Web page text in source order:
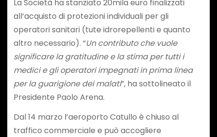
La Società ha stanziato 20mila euro finalizzati
all’acquisto di protezioni individuali per gli
operatori sanitari (tute idrorepellenti e quanto
altro necessario). “Un contributo che vuole
significare la gratitudine e la stima per tutti i
medici e gli operatori impegnati in prima linea
per la guarigione dei malati”, ha sottolineato il
Presidente Paolo Arena.
Dal 14 marzo l’aeroporto Catullo è chiuso al
traffico commerciale e può accogliere